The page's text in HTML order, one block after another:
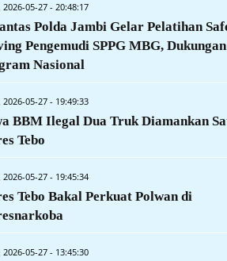
2026-05-27 - 20:48:17
Polda Jambi Gelar Pelatihan
Pengemudi SPPG MBG, Dukungan
Nasional
2026-05-27 - 19:49:33
BBM Ilegal Dua Truk Diamankan
Tebo
2026-05-27 - 19:45:34
Tebo Bakal Perkuat Polwan di
2026-05-27 - 13:45:30